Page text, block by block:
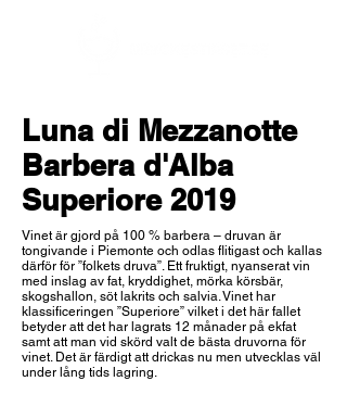
Luna di Mezzanotte
Barbera d'Alba
Superiore 2019
Vinet är gjord på 100 % barbera – druvan är
tongivande i Piemonte och odlas flitigast och kallas
därför för ”folkets druva”. Ett fruktigt, nyanserat vin
med inslag av fat, kryddighet, mörka körsbär,
skogshallon, söt lakrits och salvia. Vinet har
klassificeringen ”Superiore” vilket i det här fallet
betyder att det har lagrats 12 månader på ekfat
samt att man vid skörd valt de bästa druvorna för
vinet. Det är färdigt att drickas nu men utvecklas väl
under lång tids lagring.